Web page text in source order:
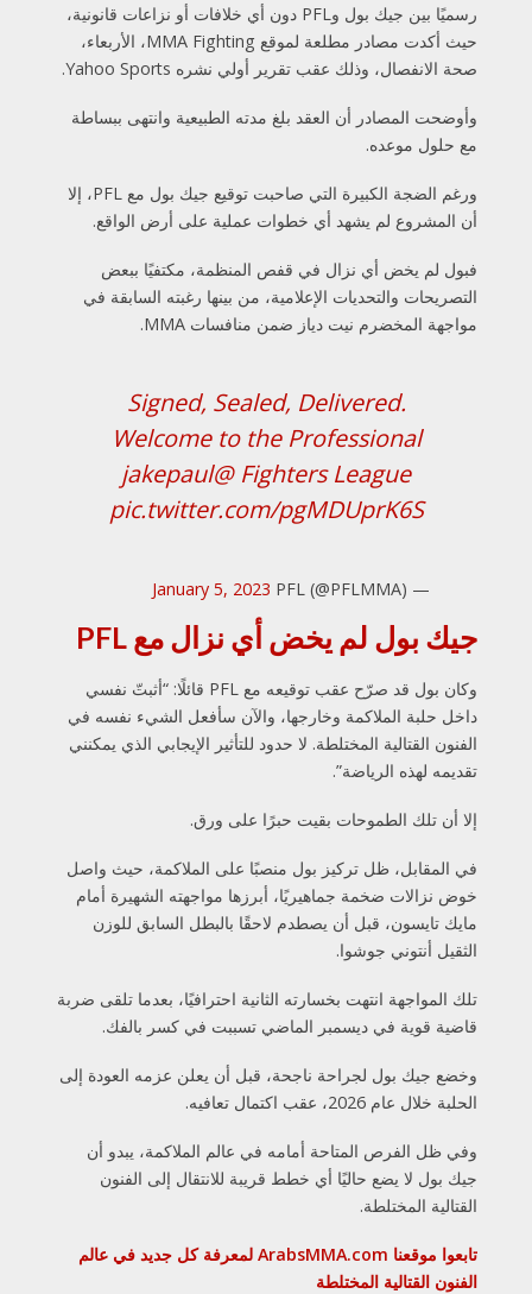
رسميًا بين جيك بول وPFL دون أي خلافات أو نزاعات قانونية،
حيث أكدت مصادر مطلعة لموقع MMA Fighting، الأربعاء،
صحة الانفصال، وذلك عقب تقرير أولي نشره Yahoo Sports.
وأوضحت المصادر أن العقد بلغ مدته الطبيعية وانتهى ببساطة
مع حلول موعده.
ورغم الضجة الكبيرة التي صاحبت توقيع جيك بول مع PFL، إلا
أن المشروع لم يشهد أي خطوات عملية على أرض الواقع.
فبول لم يخض أي نزال في قفص المنظمة، مكتفيًا ببعض
التصريحات والتحديات الإعلامية، من بينها رغبته السابقة في
مواجهة المخضرم نيت دياز ضمن منافسات MMA.
Signed, Sealed, Delivered.
Welcome to the Professional
Fighters League
@jakepaul
pic.twitter.com/pgMDUprK6S
— PFL (@PFLMMA)
January 5, 2023
جيك بول لم يخض أي نزال مع PFL
وكان بول قد صرّح عقب توقيعه مع PFL قائلًا: “أثبتّ نفسي
داخل حلبة الملاكمة وخارجها، والآن سأفعل الشيء نفسه في
الفنون القتالية المختلطة. لا حدود للتأثير الإيجابي الذي يمكنني
تقديمه لهذه الرياضة”.
إلا أن تلك الطموحات بقيت حبرًا على ورق.
في المقابل، ظل تركيز بول منصبًا على الملاكمة، حيث واصل
خوض نزالات ضخمة جماهيريًا، أبرزها مواجهته الشهيرة أمام
مايك تايسون، قبل أن يصطدم لاحقًا بالبطل السابق للوزن
الثقيل أنتوني جوشوا.
تلك المواجهة انتهت بخسارته الثانية احترافيًا، بعدما تلقى ضربة
قاضية قوية في ديسمبر الماضي تسببت في كسر بالفك.
وخضع جيك بول لجراحة ناجحة، قبل أن يعلن عزمه العودة إلى
الحلبة خلال عام 2026، عقب اكتمال تعافيه.
وفي ظل الفرص المتاحة أمامه في عالم الملاكمة، يبدو أن
جيك بول لا يضع حاليًا أي خطط قريبة للانتقال إلى الفنون
القتالية المختلطة.
تابعوا موقعنا ArabsMMA.com لمعرفة كل جديد في عالم
الفنون القتالية المختلطة